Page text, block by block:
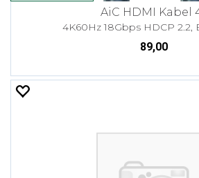
AiC HDMI Kabel
4K60Hz 18Gbps HDCP 2.2,
89,00